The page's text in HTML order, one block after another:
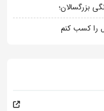
بزرگسالان؛
را کسب کنم